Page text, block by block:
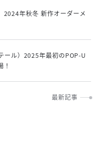
年秋冬 新作オーダーメ
ール）2025年最初のPOP-U
最新記事